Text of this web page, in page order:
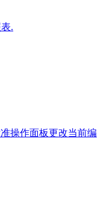
.
操作面板更改当前编